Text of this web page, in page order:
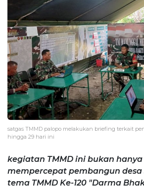
satgas TMMD palopo melakukan briefing terkait
hingga 29 hari ini
kegiatan TMMD ini bukan
mempercepat pembangun desa
tema TMMD Ke-120 "Darma